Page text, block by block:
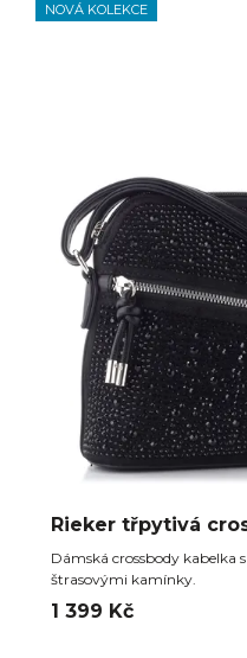
NOVÁ KOLEKCE
Rieker třpytivá
Dámská crossbody kabelka
štrasovými kamínky.
1 399 Kč